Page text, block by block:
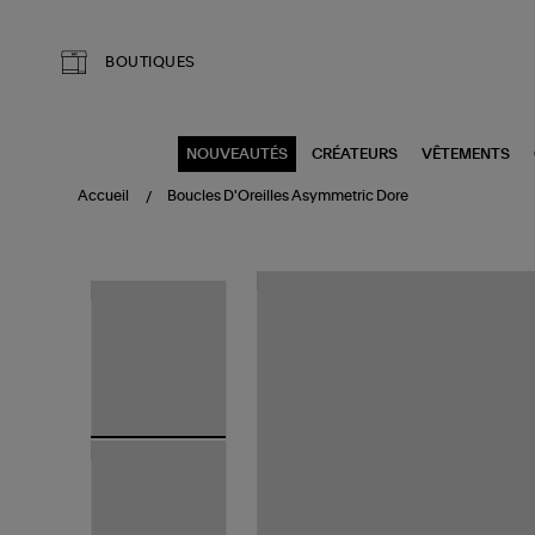
BOUTIQUES
NOUVEAUTÉS CRÉATEURS VÊTEMENTS
Accueil Boucles D'Oreilles Asymmetric Dore